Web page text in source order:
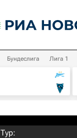
Бундеслига Лига 1
Тур: